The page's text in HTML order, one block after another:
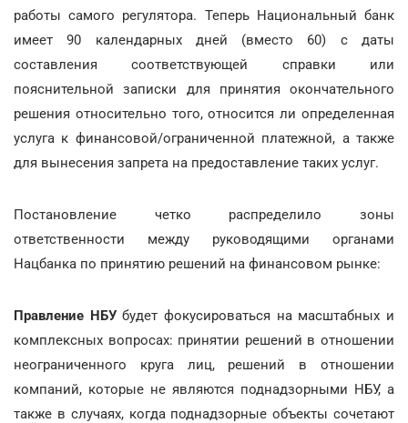
работы самого регулятора. Теперь Национальный банк
имеет 90 календарных дней (вместо 60) с даты
составления соответствующей справки или
пояснительной записки для принятия окончательного
решения относительно того, относится ли определенная
услуга к финансовой/ограниченной платежной, а также
для вынесения запрета на предоставление таких услуг.
Постановление четко распределило зоны
ответственности между руководящими органами
Нацбанка по принятию решений на финансовом рынке:
Правление НБУбудет фокусироваться на масштабных и
комплексных вопросах: принятии решений в отношении
неограниченного круга лиц, решений в отношении
компаний, которые не являются поднадзорными НБУ, а
также в случаях, когда поднадзорные объекты сочетают